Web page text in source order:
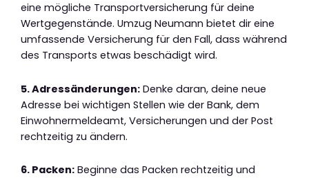
eine mögliche Transportversicherung für deine
Wertgegenstände. Umzug Neumann bietet dir eine
umfassende Versicherung für den Fall, dass während
des Transports etwas beschädigt wird.
5. Adressänderungen: Denke daran, deine neue
Adresse bei wichtigen Stellen wie der Bank, dem
Einwohnermeldeamt, Versicherungen und der Post
rechtzeitig zu ändern.
6. Packen: Beginne das Packen rechtzeitig und